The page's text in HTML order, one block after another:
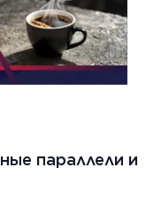
параллели и